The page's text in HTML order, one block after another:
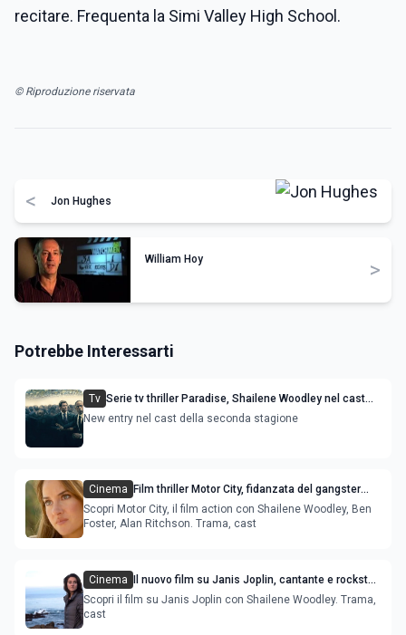
recitare. Frequenta la Simi Valley High School.
© Riproduzione riservata
< Jon Hughes
William Hoy >
Potrebbe Interessarti
Tv Serie tv thriller Paradise, Shailene Woodley nel cast
della stagione 2
New entry nel cast della seconda stagione
Cinema
Film thriller Motor City, fidanzata del gangster
con Shailene Woodley e Alan Ritchson
Scopri Motor City, il film action con Shailene Woodley, Ben
Foster, Alan Ritchson. Trama, cast
Cinema
Il nuovo film su Janis Joplin, cantante e rockstar
con Shailene Woodley
Scopri il film su Janis Joplin con Shailene Woodley. Trama,
cast